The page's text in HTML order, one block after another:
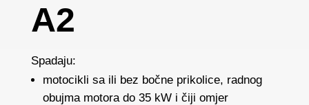
A2
Spadaju:
motocikli sa ili bez bočne prikolice, radnog
obujma motora do 35 kW i čiji omjer